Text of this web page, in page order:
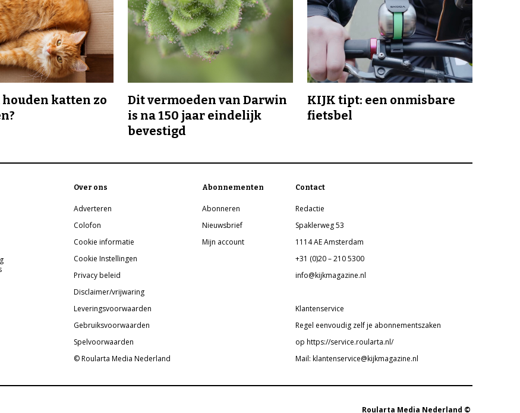
katten zo
Dit vermoeden van Darwin
is na 150 jaar eindelijk
bevestigd
KIJK tipt: een onmisbare
fietsbel
Over ons
Adverteren
Colofon
Cookie informatie
Cookie Instellingen
Privacy beleid
Disclaimer/vrijwaring
Leveringsvoorwaarden
Gebruiksvoorwaarden
Spelvoorwaarden
© Roularta Media Nederland
Abonnementen
Abonneren
Nieuwsbrief
Mijn account
Contact
Redactie
Spaklerweg 53
1114 AE Amsterdam
+31 (0)20 – 210 5300
info@kijkmagazine.nl
Klantenservice
Regel eenvoudig zelf je abonnementszaken
op https://service.roularta.nl/
Mail: klantenservice@kijkmagazine.nl
Roularta Media Nederland ©